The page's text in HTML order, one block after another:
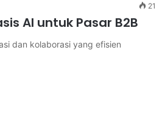
21
AI untuk Pasar B2B
dan kolaborasi yang efisien